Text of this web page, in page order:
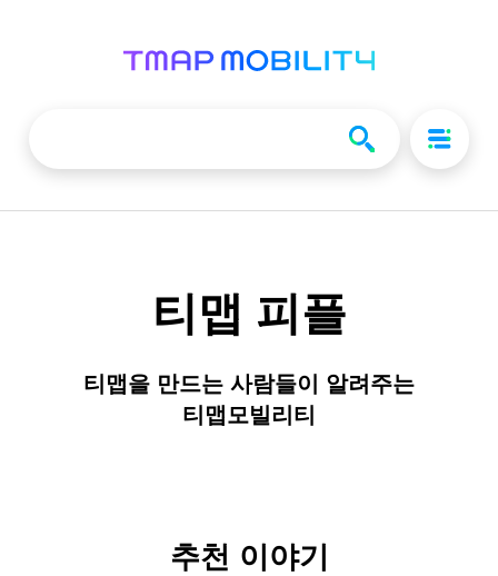
티맵 피플
티맵을 만드는 사람들이 알려주는
티맵모빌리티
추천 이야기